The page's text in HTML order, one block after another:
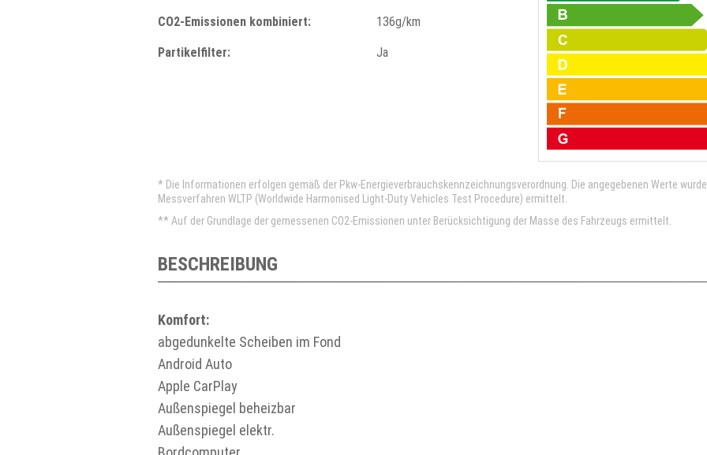
CO2-Emissionen kombiniert: 136g/km
Partikelfilter: Ja
* Die Informationen erfolgen gemäß der Pkw-Energieverbrauchskennzeichnungsverordnung. Die angegebenen Werte
Messverfahren WLTP (Worldwide Harmonised Light-Duty Vehicles Test Procedure) ermittelt.
** Auf der Grundlage der gemessenen CO2-Emissionen unter Berücksichtigung der Masse des Fahrzeugs ermittelt.
BESCHREIBUNG
Komfort:
abgedunkelte Scheiben im Fond
Android Auto
Apple CarPlay
Außenspiegel beheizbar
Außenspiegel elektr.